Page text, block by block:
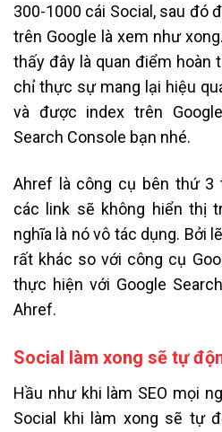
300-1000 cái Social, sau đó
trên Google là xem như
thấy đây là quan điểm hoàn
chỉ thực sự mang lại hiệu
và được index trên
Search Console bạn nhé.
Ahref là công cụ bên thứ 3
các link sẽ không hiển thị
nghĩa là nó vô tác dụng. Bởi
rất khác so với công cụ
thực hiện với Google
Ahref.
Social làm xong sẽ tự
Hầu như khi làm SEO mọi
Social khi làm xong sẽ tự